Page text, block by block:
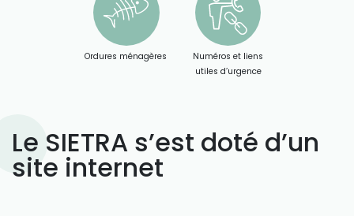
Ordures ménagères
Numéros et liens
utiles d’urgence
Le SIETRA s’est doté d’un
site internet